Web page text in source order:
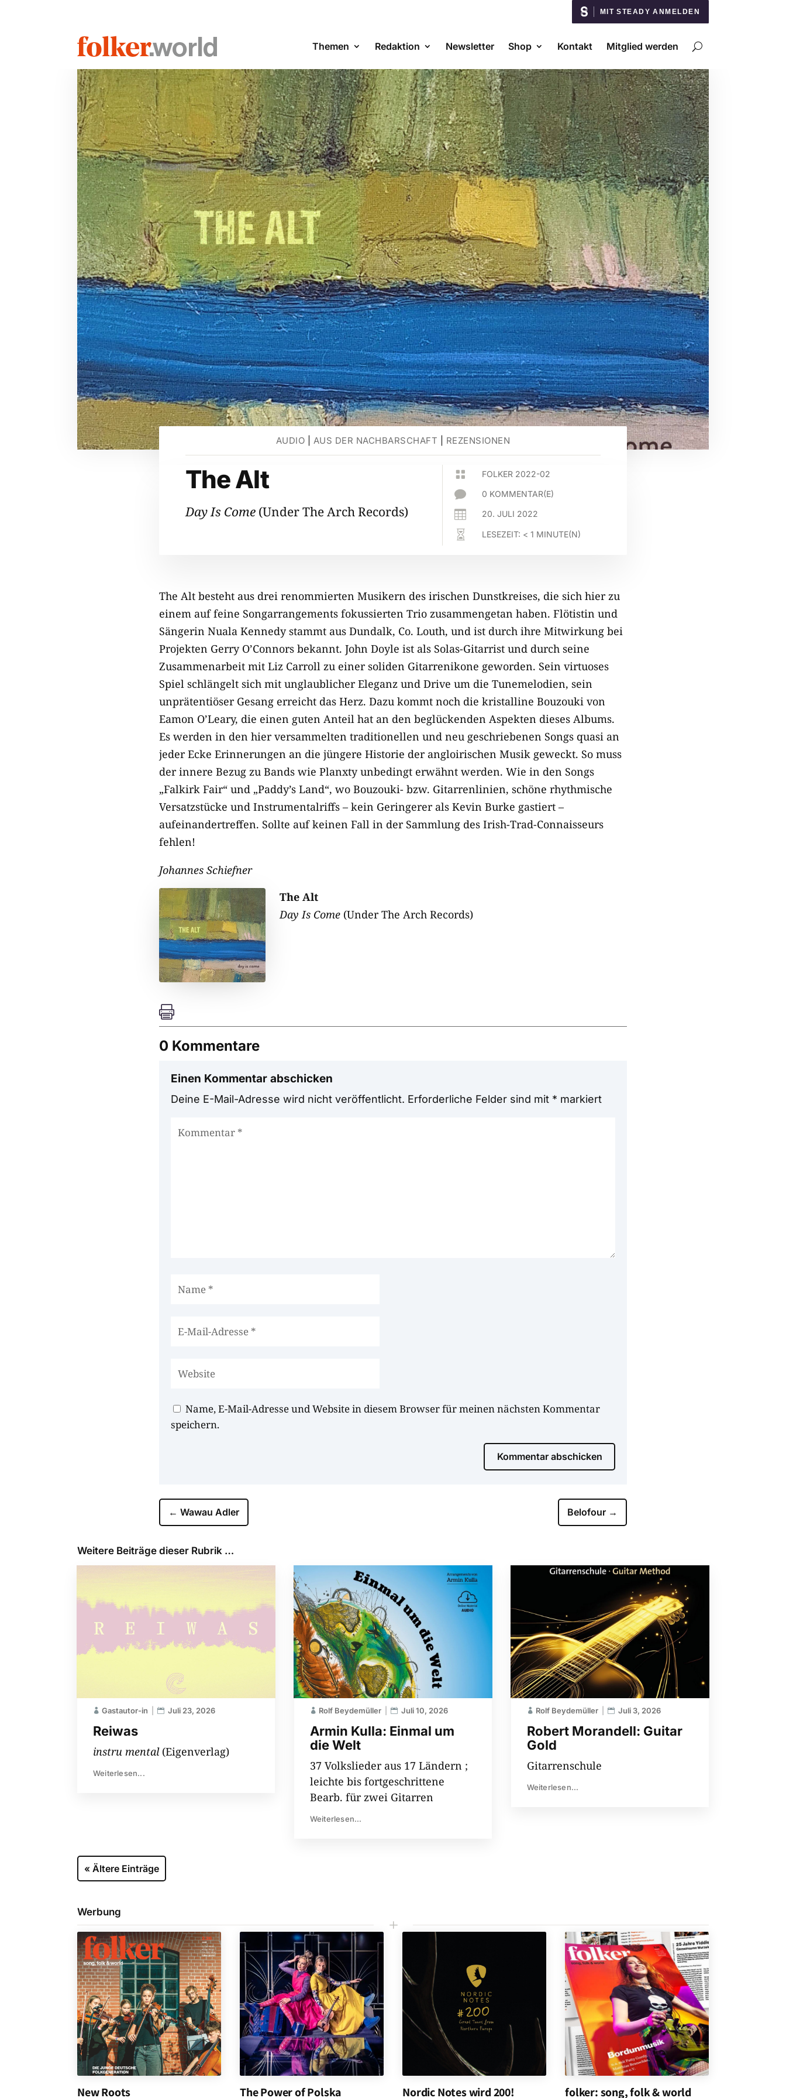
MIT STEADY ANMELDEN
Themen Redaktion Newsletter Shop Kontakt Mitglied werden
AUDIO AUS DER NACHBARSCHAFT REZENSIONEN
The Alt
Day Is Come (Under The Arch Records)
 FOLKER 2022-02
 0 KOMMENTAR(E)
 20. JULI 2022
 LESEZEIT: < 1 MINUTE(N)
The Alt besteht aus drei renommierten Musikern des irischen Dunstkreises, die sich hier zu
einem auf feine Songarrangements fokussierten Trio zusammengetan haben. Flötistin und
Sängerin Nuala Kennedy stammt aus Dundalk, Co. Louth, und ist durch ihre Mitwirkung bei
Projekten Gerry O’Connors bekannt. John Doyle ist als Solas-Gitarrist und durch seine
Zusammenarbeit mit Liz Carroll zu einer soliden Gitarrenikone geworden. Sein virtuoses
Spiel schlängelt sich mit unglaublicher Eleganz und Drive um die Tunemelodien, sein
unprätentiöser Gesang erreicht das Herz. Dazu kommt noch die kristalline Bouzouki von
Eamon O’Leary, die einen guten Anteil hat an den beglückenden Aspekten dieses Albums.
Es werden in den hier versammelten traditionellen und neu geschriebenen Songs quasi an
jeder Ecke Erinnerungen an die jüngere Historie der angloirischen Musik geweckt. So muss
der innere Bezug zu Bands wie Planxty unbedingt erwähnt werden. Wie in den Songs
„Falkirk Fair“ und „Paddy’s Land“, wo Bouzouki- bzw. Gitarrenlinien, schöne rhythmische
Versatzstücke und Instrumentalriffs – kein Geringerer als Kevin Burke gastiert –
aufeinandertreffen. Sollte auf keinen Fall in der Sammlung des Irish-Trad-Connaisseurs
fehlen!
Johannes Schiefner
The Alt
Day Is Come (Under The Arch Records)

0 Kommentare
Einen Kommentar abschicken
Deine E-Mail-Adresse wird nicht veröffentlicht. Erforderliche Felder sind mit * markiert
Name, E-Mail-Adresse und Website in diesem Browser für meinen nächsten Kommentar
speichern.
Kommentar abschicken
← Wawau Adler Belofour →
Weitere Beiträge dieser Rubrik …
Reiwas
Gastautor-in Juli 23, 2026
instru mental(Eigenverlag)
Weiterlesen...
Armin Kulla: Einmal um
die Welt
Rolf Beydemüller Juli 10, 2026
37 Volkslieder aus 17 Ländern ;
leichte bis fortgeschrittene
Bearb. für zwei Gitarren
Weiterlesen...
Robert Morandell: Guitar
Gold
Rolf Beydemüller Juli 3, 2026
Gitarrenschule
Weiterlesen...
« Ältere Einträge
Werbung
L
New Roots The Power of Polska Nordic Notes wird 200! folker: song, folk & world